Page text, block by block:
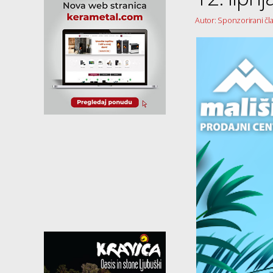
Autor: Sponzorirani